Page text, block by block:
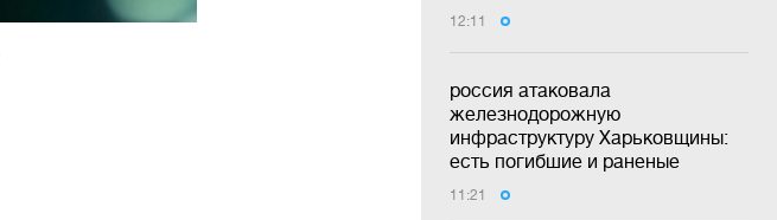
12:11
россия атаковала
железнодорожную
инфраструктуру Харьковщины:
есть погибшие и раненые
11:21